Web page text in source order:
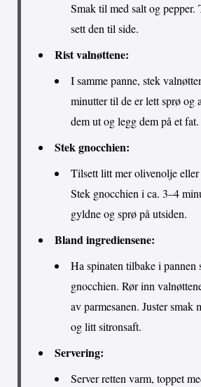
Smak til med salt og pepper.
sett den til side.
Rist valnøttene:
I samme panne, stek
minutter til de er lett sprø og
dem ut og legg dem på et fat.
Stek gnocchien:
Tilsett litt mer olivenolje eller
Stek gnocchien i ca. 3–4
gyldne og sprø på utsiden.
Bland ingrediensene:
Ha spinaten tilbake i pannen
gnocchien. Rør inn
av parmesanen. Juster smak
og litt sitronsaft.
Servering:
Server retten varm, toppet